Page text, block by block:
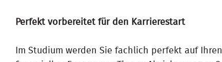
Perfekt vorbereitet für den Karrierestart
Im Studium werden Sie fachlich perfekt auf